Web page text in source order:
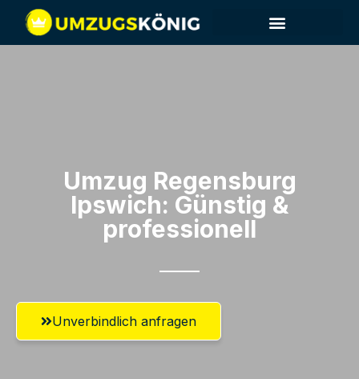
Umzug Regensburg​
Ipswich: Günstig &
professionell​
Unverbindlich anfragen